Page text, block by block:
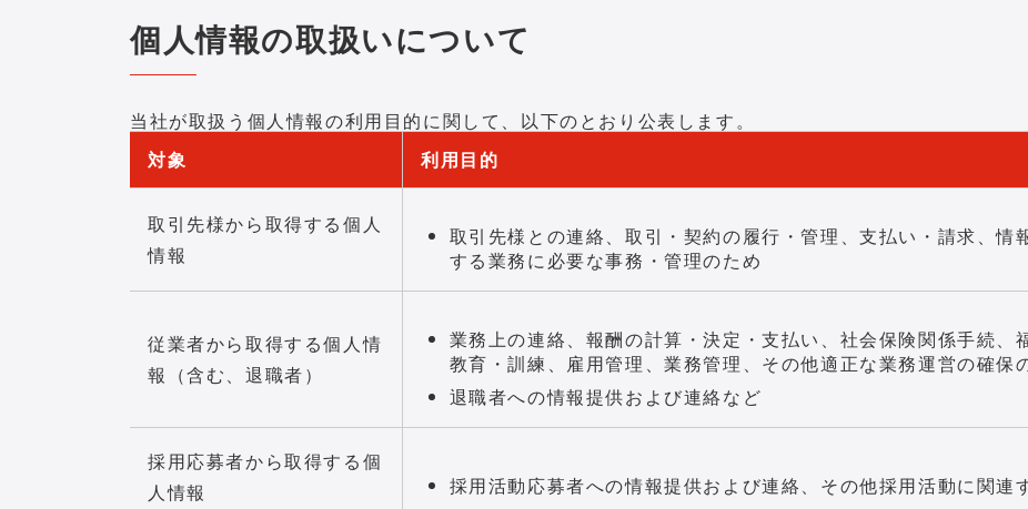
個人情報の取扱いについて
当社が取扱う個人情報の利用目的に関して、以下のとおり公表します。
対象
利用目的
取引先様から取得する個人
情報
取引先様との連絡、取引・契約の履行・管理、支払い・請求、情
する業務に必要な事務・管理のため
従業者から取得する個人情
報（含む、退職者）
業務上の連絡、報酬の計算・決定・支払い、社会保険関係手続、
教育・訓練、雇用管理、業務管理、その他適正な業務運営の確保
退職者への情報提供および連絡など
採用応募者から取得する個
人情報
採用活動応募者への情報提供および連絡、その他採用活動に関連